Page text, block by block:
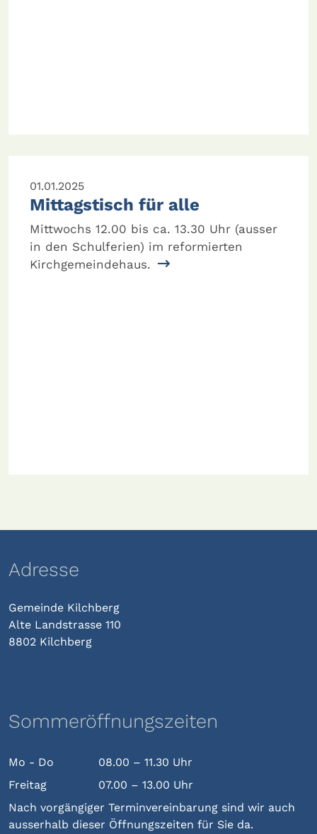
01.01.2025
Mittagstisch für alle
Mittwochs 12.00 bis ca. 13.30 Uhr (ausser
in den Schulferien) im reformierten
Kirchgemeindehaus.
Adresse
Gemeinde Kilchberg
Alte Landstrasse 110
8802 Kilchberg
Sommeröffnungszeiten
Mo - Do
08.00 – 11.30 Uhr
Freitag
07.00 – 13.00 Uhr
Nach vorgängiger Terminvereinbarung sind wir auch
ausserhalb dieser Öffnungszeiten für Sie da.